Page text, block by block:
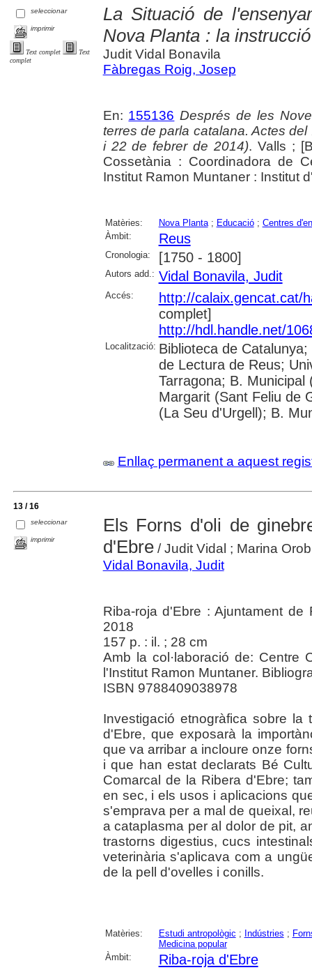
seleccionar
imprimir
Text complet
Text
complet
La Situació de
Nova Planta : la
Judit Vidal Bonavila
Fàbregas Roig, Josep
En: 155136 Després de les
terres de parla catalana. Actes
i 22 de febrer de 2014). Valls ;
Cossetània : Coordinadora de
Institut Ramon Muntaner : Institut
Matèries: Nova Planta; Educació; Centres
Àmbit:
Reus
Cronologia: [1750 - 1800]
Autors add.: Vidal Bonavila, Judit
Accés:
http://calaix.gencat.cat/
complet]
http://hdl.handle.net/
Localització: Biblioteca de
de Lectura de Reus;
Tarragona; B.
Margarit (Sant Feliu de
(La Seu d'Urgell); B.
Enllaç permanent a aquest
13 / 16
seleccionar
imprimir
Els Forns d'oli de
d'Ebre/ Judit Vidal ; Marina
Vidal Bonavila, Judit
Riba-roja d'Ebre : Ajuntament
2018
157 p. : il. ; 28 cm
Amb la col·laboració de: Centre
l'Institut Ramon Muntaner.
ISBN 9788409038978
Investigació etnogràfica sobre
d'Ebre, que exposarà la
que va arribar a incloure onze
i que han estat declarats Bé
Comarcal de la Ribera d'Ebre;
en sec, i els usos i aplicacions
s'emprava per a mal de queixal,
a cataplasma per al dolor de pit,
trastorns digestius, cucs
veterinària s'aplicava com a
de la pell d'ovelles i conills.
Matèries: Estudi antropològic ; Indústries ;
Medicina popular
Àmbit:
Riba-roja d'Ebre